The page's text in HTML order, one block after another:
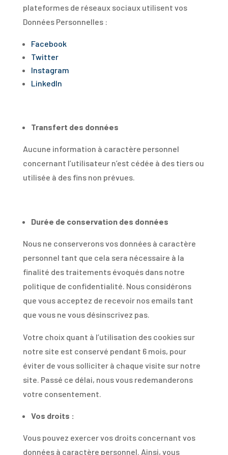
plateformes de réseaux sociaux utilisent vos
Données Personnelles :
Facebook
Twitter
Instagram
LinkedIn
Transfert des données
Aucune information à caractère personnel
concernant l’utilisateur n’est cédée à des tiers ou
utilisée à des fins non prévues.
Durée de conservation des données
Nous ne conserverons vos données à caractère
personnel tant que cela sera nécessaire à la
finalité des traitements évoqués dans notre
politique de confidentialité. Nous considérons
que vous acceptez de recevoir nos emails tant
que vous ne vous désinscrivez pas.
Votre choix quant à l’utilisation des cookies sur
notre site est conservé pendant 6 mois, pour
éviter de vous solliciter à chaque visite sur notre
site. Passé ce délai, nous vous redemanderons
votre consentement.
Vos droits :
Vous pouvez exercer vos droits concernant vos
données à caractère personnel. Ainsi, vous